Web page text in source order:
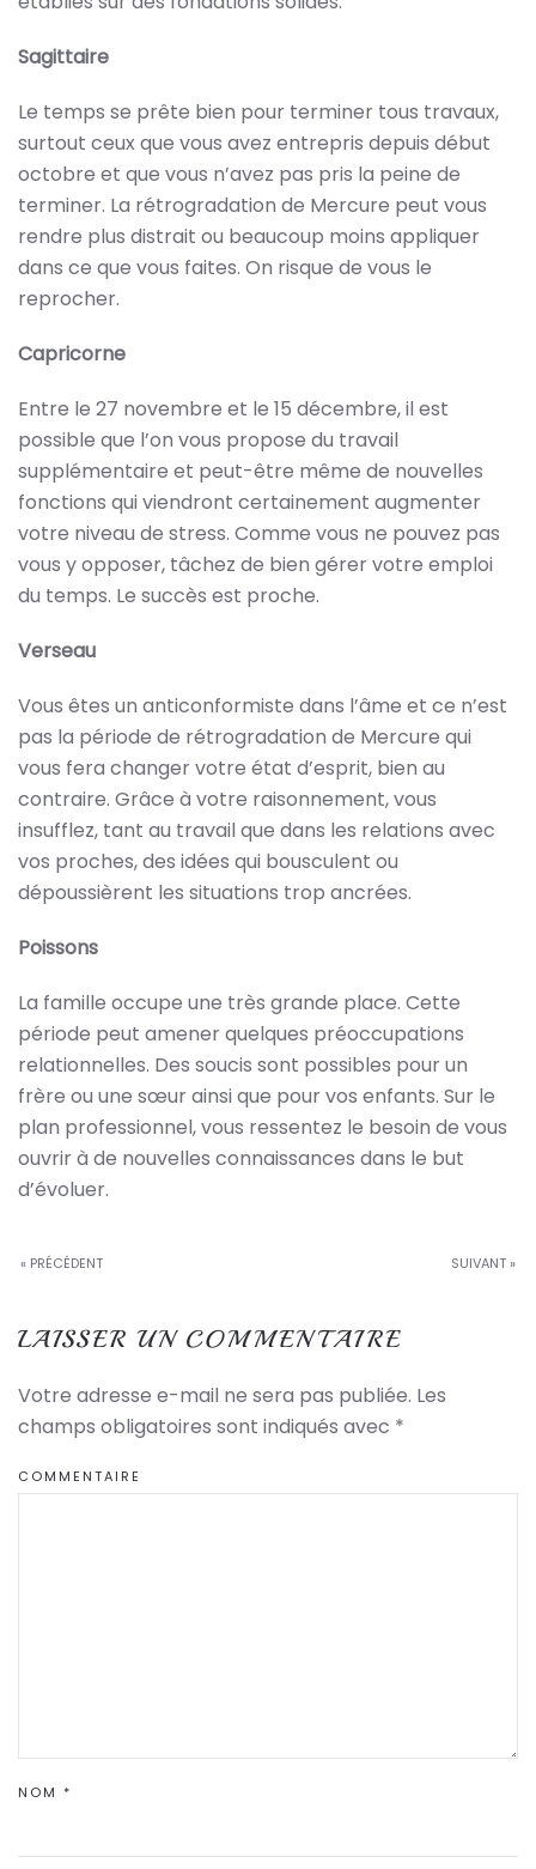
Sagittaire
Le temps se prête bien pour terminer tous travaux,
surtout ceux que vous avez entrepris depuis début
octobre et que vous n’avez pas pris la peine de
terminer. La rétrogradation de Mercure peut vous
rendre plus distrait ou beaucoup moins appliquer
dans ce que vous faites. On risque de vous le
reprocher.
Capricorne
Entre le 27 novembre et le 15 décembre, il est
possible que l’on vous propose du travail
supplémentaire et peut-être même de nouvelles
fonctions qui viendront certainement augmenter
votre niveau de stress. Comme vous ne pouvez pas
vous y opposer, tâchez de bien gérer votre emploi
du temps. Le succès est proche.
Verseau
Vous êtes un anticonformiste dans l’âme et ce n’est
pas la période de rétrogradation de Mercure qui
vous fera changer votre état d’esprit, bien au
contraire. Grâce à votre raisonnement, vous
insufflez, tant au travail que dans les relations avec
vos proches, des idées qui bousculent ou
dépoussièrent les situations trop ancrées.
Poissons
La famille occupe une très grande place. Cette
période peut amener quelques préoccupations
relationnelles. Des soucis sont possibles pour un
frère ou une sœur ainsi que pour vos enfants. Sur le
plan professionnel, vous ressentez le besoin de vous
ouvrir à de nouvelles connaissances dans le but
d’évoluer.
« PRÉCÉDENT SUIVANT »
LAISSER UN COMMENTAIRE
Votre adresse e-mail ne sera pas publiée. Les
champs obligatoires sont indiqués avec *
COMMENTAIRE
NOM *